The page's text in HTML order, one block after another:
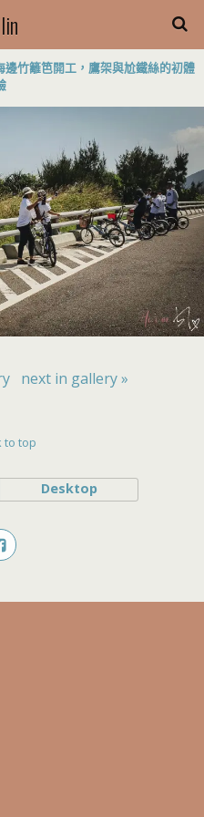
竹籬笆開工，鷹架與尬鐵絲的初體
next in gallery »
to top
Desktop